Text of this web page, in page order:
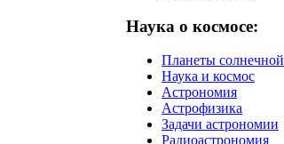
Наука о космосе:
Планеты
Наука и космос
Астрономия
Астрофизика
Задачи астрономии
Радиоастрономия